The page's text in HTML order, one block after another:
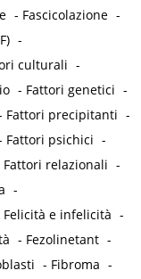
- Fascicolazione -
-
culturali -
- Fattori genetici -
Fattori precipitanti -
Fattori psichici -
Fattori relazionali -
-
Felicità e infelicità -
- Fezolinetant -
- Fibroma -